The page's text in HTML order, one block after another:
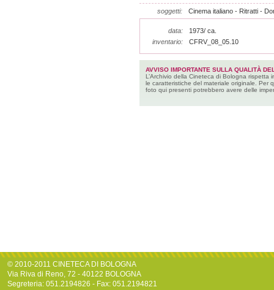
soggetti: Cinema italiano - Ritratti -
data:
1973/ ca.
inventario:
CFRV_08_05.10
AVVISO IMPORTANTE SULLA QUALITÀ
L’Archivio della Cineteca di Bologna rispetta
le caratteristiche del materiale originale. Per
foto qui presenti potrebbero avere delle
© 2010-2011 CINETECA DI BOLOGNA
Via Riva di Reno, 72 - 40122 BOLOGNA
Segreteria: 051.2194826 - Fax: 051.2194821